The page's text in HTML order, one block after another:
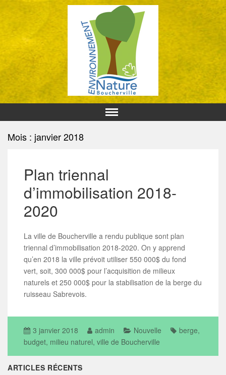
Mois : janvier 2018
Plan triennal
d’immobilisation 2018-
2020
La ville de Boucherville a rendu publique sont plan
triennal d’immobilisation 2018-2020. On y apprend
qu’en 2018 la ville prévoit utiliser 550 000$ du fond
vert, soit, 300 000$ pour l’acquisition de milieux
naturels et 250 000$ pour la stabilisation de la berge du
ruisseau Sabrevois.
3 janvier 2018 admin Nouvelle berge,
budget, milieu naturel,ville de Boucherville
ARTICLES RÉCENTS